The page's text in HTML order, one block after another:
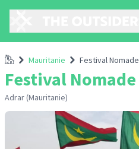
AccueilMauritanie Festival Nomade
Festival Nomade
Adrar (Mauritanie)